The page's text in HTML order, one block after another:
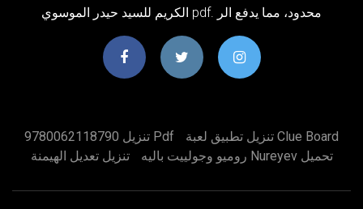
الكريم للسيد حيدر الموسوي pdf. محدود، مما يدفع الر
تنزيل 9780062118790 Pdf
تنزيل تطبيق لعبة Clue Board
تنزيل تعديل الهيمنة
روميو وجولييت باليه Nureyev تحميل